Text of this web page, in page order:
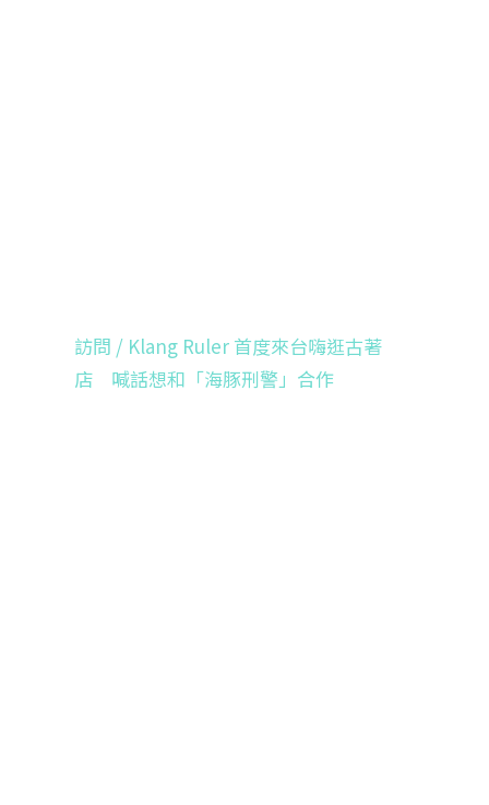
訪問 / Klang Ruler 首度來台嗨逛古著
店 喊話想和「海豚刑警」合作